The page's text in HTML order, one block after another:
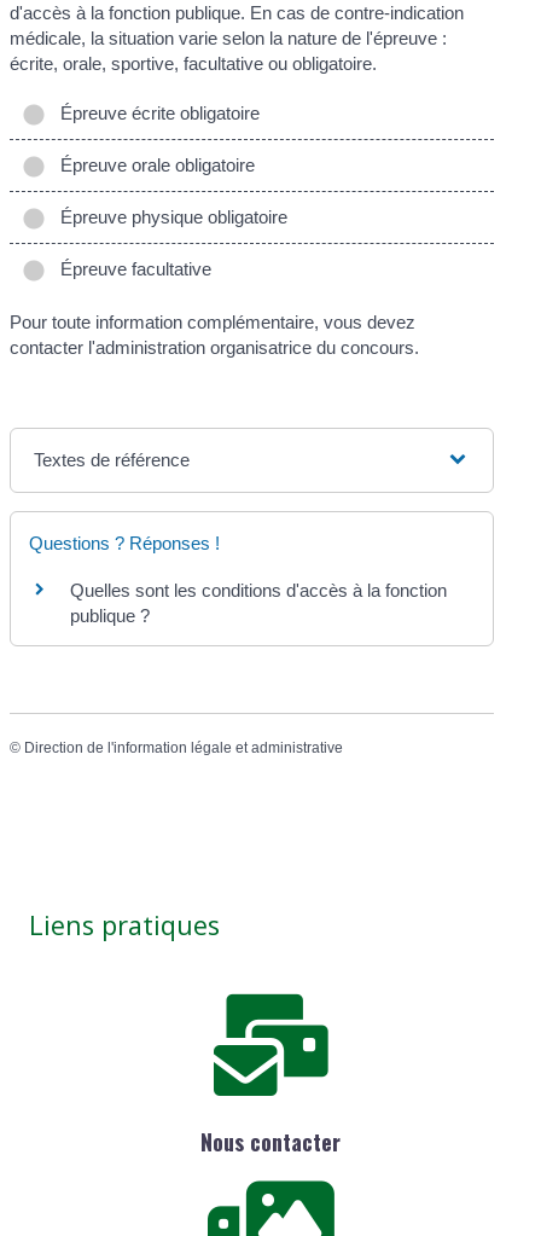
d'accès à la fonction publique. En cas de contre-indication
médicale, la situation varie selon la nature de l'épreuve :
écrite, orale, sportive, facultative ou obligatoire.
Épreuve écrite obligatoire
Épreuve orale obligatoire
Épreuve physique obligatoire
Épreuve facultative
Pour toute information complémentaire, vous devez
contacter l'administration organisatrice du concours.
Textes de référence
Questions ? Réponses !
Quelles sont les conditions d'accès à la fonction
publique ?
© Direction de l'information légale et administrative
Liens pratiques
Nous contacter